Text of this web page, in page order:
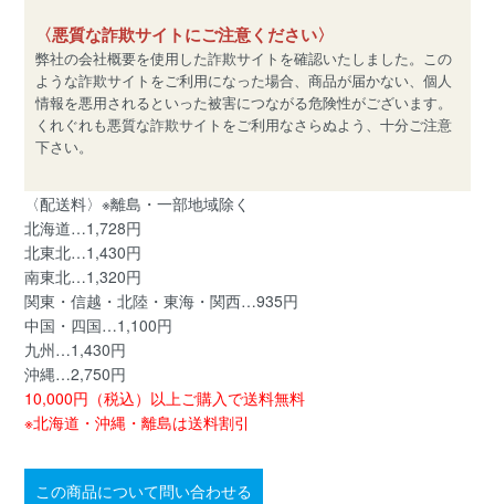
〈悪質な詐欺サイトにご注意ください〉
弊社の会社概要を使用した詐欺サイトを確認いたしました。この
ような詐欺サイトをご利用になった場合、商品が届かない、個人
情報を悪用されるといった被害につながる危険性がございます。
くれぐれも悪質な詐欺サイトをご利用なさらぬよう、十分ご注意
下さい。
〈配送料〉※離島・一部地域除く
北海道…1,728円
北東北…1,430円
南東北…1,320円
関東・信越・北陸・東海・関西…935円
中国・四国…1,100円
九州…1,430円
沖縄…2,750円
10,000円（税込）以上ご購入で送料無料
※北海道・沖縄・離島は送料割引
この商品について問い合わせる